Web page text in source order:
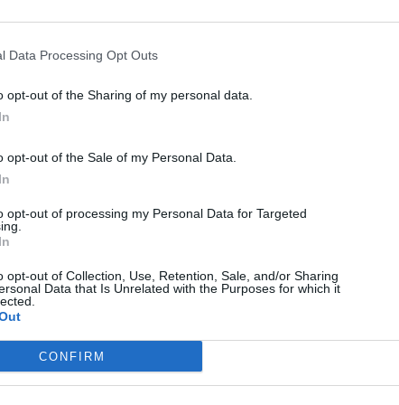
Data Processing Opt Outs
opt-out of the Sharing of my personal data.
opt-out of the Sale of my Personal Data.
opt-out of processing my Personal Data for Targeted
opt-out of Collection, Use, Retention, Sale, and/or Sharing
Data that Is Unrelated with the Purposes for which it
CONFIRM
pontyfikat Franciszka
miłością naprzeciw każdemu i z nim tworzy
jeden drugiemu, ale wspólnoty
Nykiel, regens Penitencjarii Apostolskiej,
patronalne polonijnej parafii św. Wojciecha w
Parafia istniejąca już ponad 80 lat
z parafią anglikańską św. Kutberta, w
był również okazją do dziękczynienia za
pomnożenia owoców tego pontyfikatu.
św. Wojciecha i